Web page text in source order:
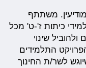
משתתף
כיתות ז'-ט' מכל
שינוי
התלמידים
לשר/ת החינוך